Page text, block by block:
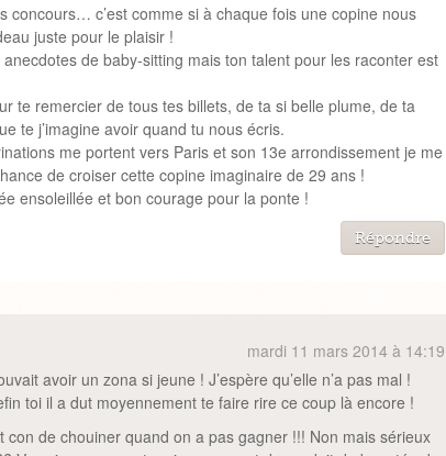
concours… c’est comme si à chaque fois une copine nous
juste pour le plaisir !
de baby-sitting mais ton talent pour les raconter est
te remercier de tous tes billets, de ta si belle plume, de ta
te j’imagine avoir quand tu nous écris.
me portent vers Paris et son 13e arrondissement je me
de croiser cette copine imaginaire de 29 ans !
ensoleillée et bon courage pour la ponte !
Répondre
mardi 11 mars 2014 à 14:19
avoir un zona si jeune ! J’espère qu’elle n’a pas mal !
toi il a dut moyennement te faire rire ce coup là encore !
con de chouiner quand on a pas gagner !!! Non mais sérieux